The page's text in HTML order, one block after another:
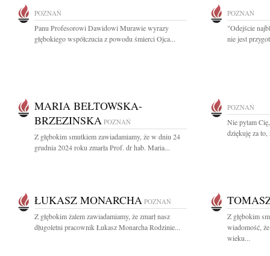
POZNAŃ
Panu Profesorowi Dawidowi Murawie wyrazy
głębokiego współczucia z powodu śmierci Ojca...
POZNAŃ
"Odejście
nie jest
MARIA BEŁTOWSKA-
BRZEZINSKA POZNAŃ
Z głębokim smutkiem zawiadamiamy, że w dniu 24
grudnia 2024 roku zmarła Prof. dr hab. Maria...
POZNAŃ
Nie pytam
dziękuję za to,
ŁUKASZ MONARCHA POZNAŃ
Z głębokim żalem zawiadamiamy, że zmarł nasz
długoletni pracownik Łukasz Monarcha Rodzinie...
Z głębokim
wiadomość,
wieku...